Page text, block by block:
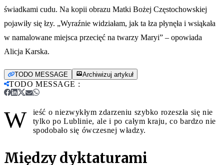
świadkami cudu. Na kopii obrazu Matki Bożej Częstochowskiej
pojawiły się łzy. „Wyraźnie widziałam, jak ta łza płynęła i wsiąkała
w namalowane miejsca przecięć na twarzy Maryi” – opowiada
Alicja Karska.
TODO MESSAGE Archiwizuj artykuł
TODO MESSAGE :
W
ieść o niezwykłym zdarzeniu szybko rozeszła się nie
tylko po Lublinie, ale i po całym kraju, co bardzo nie
spodobało się ówczesnej władzy.
Między dyktaturami